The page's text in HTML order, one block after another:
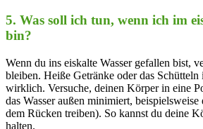
5.‍ Was soll ich tun, wenn‍ ich im
bin?
Wenn du ins eiskalte Wasser gefallen bist,​
bleiben. Heiße ⁤Getränke oder das
wirklich. Versuche, deinen Körper in eine
das Wasser‌ außen minimiert,
dem⁢ Rücken⁤ treiben). So ‍kannst du deine
halten.